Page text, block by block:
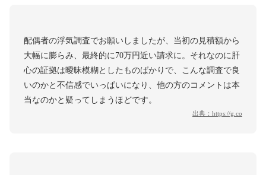
配偶者の浮気調査でお願いしましたが、当初の見積額から
大幅に膨らみ、最終的に70万円近い請求に。それなのに肝
心の証拠は曖昧模糊としたものばかりで、こんな調査で良
いのかと不信感でいっぱいになり、他の方のコメントは本
当なのかと疑ってしまうほどです。
出典： https://g.co